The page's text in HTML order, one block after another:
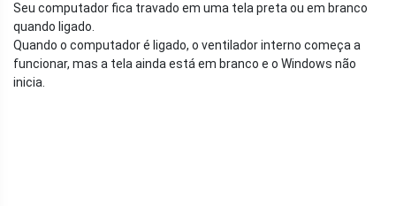
Seu computador fica travado em uma tela preta ou em branco
quando ligado.
Quando o computador é ligado, o ventilador interno começa a
funcionar, mas a tela ainda está em branco e o Windows não
inicia.